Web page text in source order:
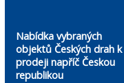
Nabídka vybraných
objektů Českých drah k
prodeji napříč Českou
republikou